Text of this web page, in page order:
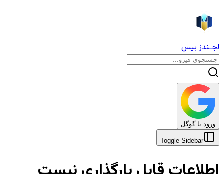
لجـندز بیس
ورود با گوگل
Toggle Sidebar